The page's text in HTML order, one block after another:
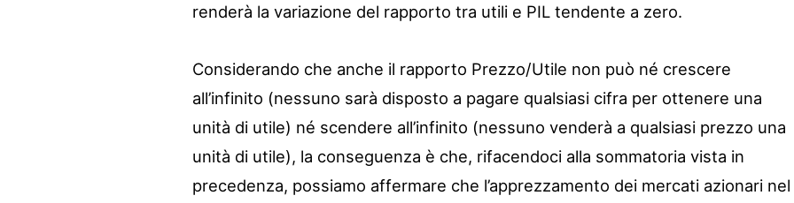
renderà la variazione del rapporto tra utili e PIL tendente a zero.
Considerando che anche il rapporto Prezzo/Utile non può né crescere
all’infinito (nessuno sarà disposto a pagare qualsiasi cifra per ottenere una
unità di utile) né scendere all’infinito (nessuno venderà a qualsiasi prezzo una
unità di utile), la conseguenza è che, rifacendoci alla sommatoria vista in
precedenza, possiamo affermare che l’apprezzamento dei mercati azionari nel